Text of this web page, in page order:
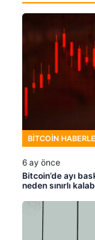
BITCOIN
6 ay önce
Bitcoin’de ayı
neden sınırlı